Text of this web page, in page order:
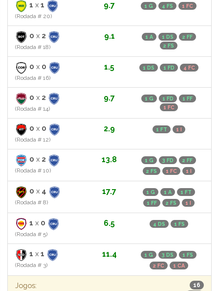
1 x 1
(Rodada # 20)
9.7 1 G 4 FS 1 FC
0 x 2
(Rodada # 18)
9.1 1 A 1 DS
2 FF
2 FS
0 x 0
(Rodada # 16)
1.5 1 DS 1 FD 4 FC
0 x 2
(Rodada # 14)
9.7 1 G 1 FD
1 FF
1 FC
0 x 0
(Rodada # 12)
2.9 1 FT 1 I
0 x 2
(Rodada # 10)
13.8 1 G 3 FD
2 FF
2 FS
1 FC 1 I
0 x 4
(Rodada # 8)
17.7 1 G 1 A
1 FT
1 FF
2 FS 1 I
1 x 0
(Rodada # 5)
6.5 4 DS 1 FS
1 x 1
(Rodada # 3)
11.4 1 G 3 DS
1 FS
2 FC
1 CA
Jogos: 16